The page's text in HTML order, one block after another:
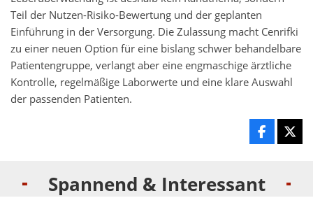
Teil der Nutzen-Risiko-Bewertung und der geplanten
Einführung in der Versorgung. Die Zulassung macht Cenrifki
zu einer neuen Option für eine bislang schwer behandelbare
Patientengruppe, verlangt aber eine engmaschige ärztliche
Kontrolle, regelmäßige Laborwerte und eine klare Auswahl
der passenden Patienten.
Spannend & Interessant